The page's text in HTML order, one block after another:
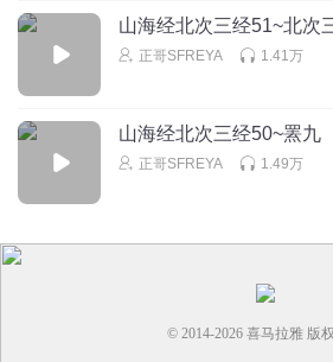
yutou0302
1860666nors
海内北经•图片1
山海经北次三经51~北次
正哥SFREYA 1.41万
山海经北次三经50~罴九
正哥SFREYA 1.49万
© 2014-2026 喜马拉雅 版